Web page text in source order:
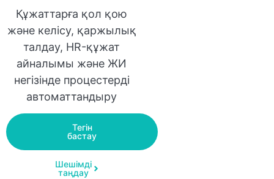
Құжаттарға қол қою
және келісу, қаржылық
талдау, HR-құжат
айналымы және ЖИ
негізінде процестерді
автоматтандыру
Тегін
бастау
Шешімді
таңдау